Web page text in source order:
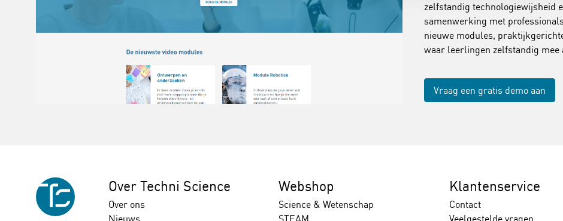
zelfstandig technologiewijsheid
samenwerking met
nieuwe modules,
waar leerlingen zelfstandig mee
Vraag een gratis demo aan
Over Techni Science
Over ons
Nieuws
Webshop
Science & Wetenschap
STEAM
Klantenservice
Contact
Veelgestelde vragen